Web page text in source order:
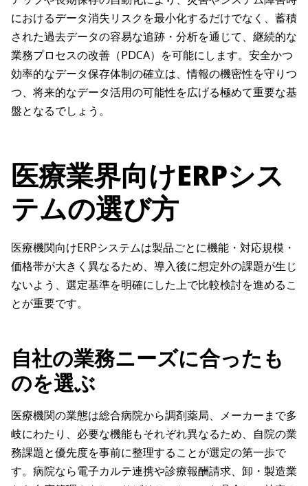
におけるデータ消失リスクを最小化するだけでなく、蓄積
された過去データの容易な追跡・分析を通じて、継続的な
業務プロセスの改善（PDCA）を可能にします。安全かつ
効率的なデータ保存体制の確立は、情報の機密性を守りつ
つ、将来的なデータ活用の可能性を広げる極めて重要な基
盤となるでしょう。
医療業界向けERPシス
テムの選び方
医療機関向けERPシステムは製品ごとに機能・対応規模・
価格帯が大きく異なるため、導入後に想定外の課題が生じ
ないよう、選定基準を明確にした上で比較検討を進めるこ
とが重要です。
自社の業務ニーズに合ったも
のを選ぶ
医療機関の業態は総合病院から調剤薬局、メーカーまで多
岐にわたり、必要な機能もそれぞれ異なるため、自院の業
務課題と優先度を事前に整理することが選定の第一歩で
す。病院なら電子カルテ連携や診療報酬請求、卸・製造業